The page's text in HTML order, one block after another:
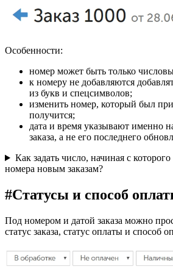
Особенности:
номер может быть только
к номеру не добавляются
из букв и спецсимволов;
изменить номер, который был
получится;
дата и время указывают именно
заказа, а не его последнего
Как задать число, начиная с
номера новым заказам?
#Статусы и способ
Под номером и датой заказа можно
статус заказа, статус оплаты и способ